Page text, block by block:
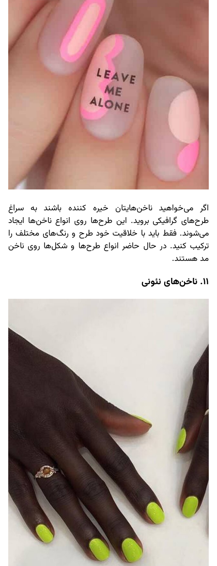
اگر می‌خواهید ناخن‌هایتان خیره کننده باشند به سراغ
طرح‌های گرافیکی بروید. این طرح‌ها روی انواع ناخن‌ها ایجاد
می‌شوند. فقط باید با خلاقیت خود طرح و رنگ‌های مختلف را
ترکیب کنید. در حال حاضر انواع طرح‌ها و شکل‌ها روی ناخن
مد هستند.
11. ناخن‌های نئونی